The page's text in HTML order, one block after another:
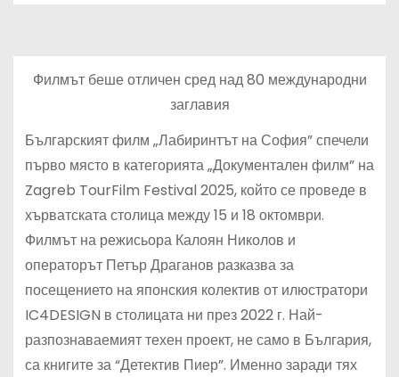
Филмът беше отличен сред над 80 международни
заглавия
Българският филм „Лабиринтът на София” спечели
първо място в категорията „Документален филм” на
Zagreb TourFilm Festival 2025, който се проведе в
хърватската столица между 15 и 18 октомври.
Филмът на режисьора Калоян Николов и
операторът Петър Драганов разказва за
посещението на японския колектив от илюстратори
IC4DESIGN в столицата ни през 2022 г. Най-
разпознаваемият техен проект, не само в България,
са книгите за “Детектив Пиер”. Именно заради тях